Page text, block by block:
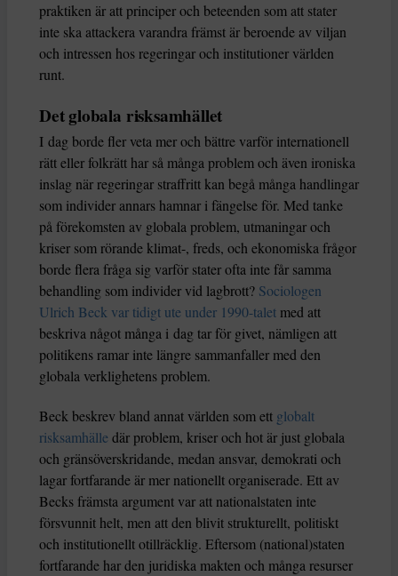
praktiken är att principer och beteenden som att stater
inte ska attackera varandra främst är beroende av viljan
och intressen hos regeringar och institutioner världen
runt.
Det globala risksamhället
I dag borde fler veta mer och bättre varför internationell
rätt eller folkrätt har så många problem och även ironiska
inslag när regeringar straffritt kan begå många handlingar
som individer annars hamnar i fängelse för. Med tanke
på förekomsten av globala problem, utmaningar och
kriser som rörande klimat-, freds, och ekonomiska frågor
borde flera fråga sig varför stater ofta inte får samma
behandling som individer vid lagbrott? Sociologen
Ulrich Beck var tidigt ute under 1990-talet med att
beskriva något många i dag tar för givet, nämligen att
politikens ramar inte längre sammanfaller med den
globala verklighetens problem.
Beck beskrev bland annat världen som ett globalt
risksamhälle där problem, kriser och hot är just globala
och gränsöverskridande, medan ansvar, demokrati och
lagar fortfarande är mer nationellt organiserade. Ett av
Becks främsta argument var att nationalstaten inte
försvunnit helt, men att den blivit strukturellt, politiskt
och institutionellt otillräcklig. Eftersom (national)staten
fortfarande har den juridiska makten och många resurser